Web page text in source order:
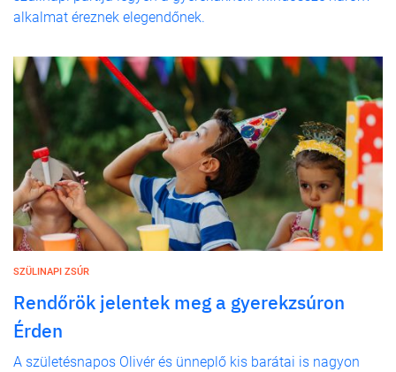
alkalmat éreznek elegendőnek.
SZÜLINAPI ZSÚR
Rendőrök jelentek meg a gyerekzsúron
Érden
A születésnapos Olivér és ünneplő kis barátai is nagyon